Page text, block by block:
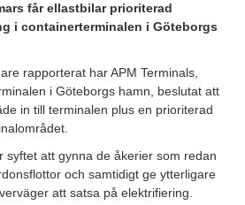
får ellastbilar prioriterad
i containerterminalen i Göteborgs
rapporterat har APM Terminals,
i Göteborgs hamn, beslutat att
in till terminalen plus en prioriterad
syftet att gynna de åkerier som redan
och samtidigt ge ytterligare
att satsa på elektrifiering.